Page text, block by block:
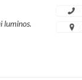
luminos.